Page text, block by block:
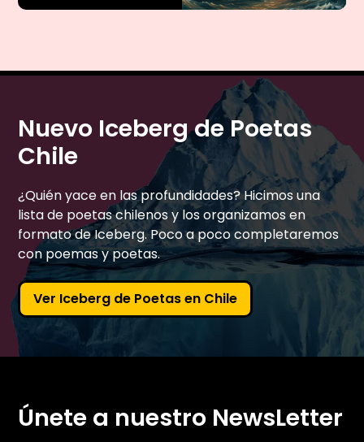
Nuevo Iceberg de Poetas
Chile
¿Quién yace en las profundidades? Hicimos una
lista de poetas chilenos y los organizamos en
formato de Iceberg. Poco a poco completaremos
con poemas y poetas.
Ver Iceberg de Poetas en Chile
Únete a nuestro NewsLetter